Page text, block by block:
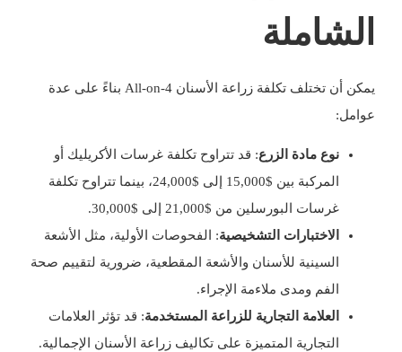
الشاملة
يمكن أن تختلف تكلفة زراعة الأسنان All-on-4 بناءً على عدة
عوامل:
نوع مادة الزرع: قد تتراوح تكلفة غرسات الأكريليك أو
المركبة بين $15,000 إلى $24,000، بينما تتراوح تكلفة
غرسات البورسلين من $21,000 إلى $30,000.
الاختبارات التشخيصية: الفحوصات الأولية، مثل الأشعة
السينية للأسنان والأشعة المقطعية، ضرورية لتقييم صحة
الفم ومدى ملاءمة الإجراء.
العلامة التجارية للزراعة المستخدمة: قد تؤثر العلامات
التجارية المتميزة على تكاليف زراعة الأسنان الإجمالية.